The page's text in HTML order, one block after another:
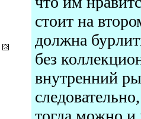
стоит на
должна
без
внутренний